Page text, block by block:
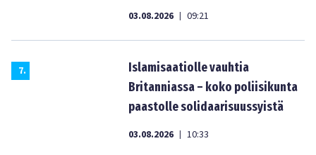
03.08.2026 | 09:21
7.
Islamisaatiolle vauhtia
Britanniassa – koko poliisikunta
paastolle solidaarisuussyistä
03.08.2026 | 10:33